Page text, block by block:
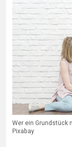
Wer ein Grundstück
Pixabay